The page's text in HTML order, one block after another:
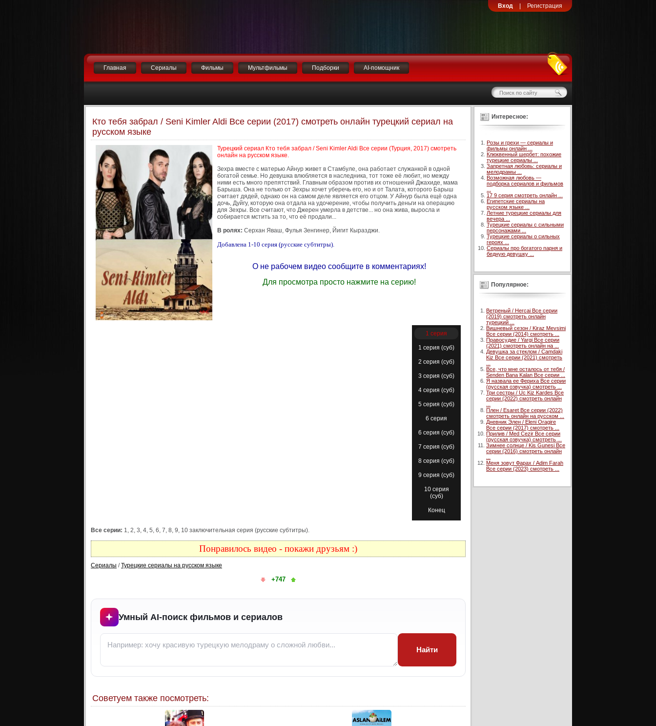
Вход Регистрация
Главная Сериалы Фильмы Мультфильмы Подборки AI-помощник
Кто тебя забрал / Seni Kimler Aldi Все серии (2017) смотреть онлайн турецкий сериал на
русском языке
Турецкий сериал Кто тебя забрал / Seni Kimler Aldi Все серии (Турция, 2017) смотреть
онлайн на русском языке.
Зехра вместе с матерью Айнур живет в Стамбуле, она работает служанкой в одной
богатой семье. Но девушка влюбляется в наследника, тот тоже её любит, но между
ними есть много препятствий. Главным образом против их отношений Джахиде, мама
Барыша. Она не только от Зехры хочет уберечь его, но и от Талата, которого Барыш
считает дядей, однако он на самом деле является его отцом. У Айнур была ещё одна
дочь, Дуйгу, которую она отдала на удочерение, чтобы получить деньги на операцию
для Зехры. Все считают, что Джерен умерла в детстве... но она жива, выросла и
собирается мстить за то, что её продали...
В ролях: Серхан Яваш, Фулья Зенгинер, Йигит Кыразджи.
Добавлена 1-10 серия (русские субтитры).
О не рабочем видео сообщите в комментариях!
Для просмотра просто нажмите на серию!
1 серия
1 серия (суб)
2 серия (суб)
3 серия (суб)
4 серия (суб)
5 серия (суб)
6 серия
6 серия (суб)
7 серия (суб)
8 серия (суб)
9 серия (суб)
10 серия
(суб)
Конец
Все серии: 1, 2, 3, 4, 5, 6, 7, 8, 9, 10 заключительная серия (русские субтитры).
Понравилось видео - покажи друзьям :)
Сериалы /Турецкие сериалы на русском языке
+747
Умный AI-поиск фильмов и сериалов
Найти
Советуем также посмотреть:
Интересное:
Розы и грехи — сериалы и
фильмы онлайн ...
Клюквенный шербет: похожие
турецкие сериалы ...
Запретная любовь: сериалы и
мелодрамы ...
Возможная любовь —
подборка сериалов и фильмов
17 9 серия смотреть онлайн ...
Египетские сериалы на
русском языке ...
Летние турецкие сериалы для
вечера ...
Турецкие сериалы с сильными
персонажами ...
Турецкие сериалы о сильных
героях ...
Сериалы про богатого парня и
бедную девушку ...
Популярное:
Ветреный / Hercai Все серии
(2019) смотреть онлайн
турецкий ...
Вишневый сезон / Kiraz Mevsimi
Все серии (2014) смотреть ...
Правосудие / Yargi Все серии
(2021) смотреть онлайн на ...
Девушка за стеклом / Camdaki
Kiz Все серии (2021) смотреть
Все, что мне осталось от тебя /
Senden Bana Kalan Все серии ...
Я назвала ее Фериха Все серии
(русская озвучка) смотреть ...
Три сестры / Uc Kiz Kardes Все
серии (2022) смотреть онлайн
Плен / Esaret Все серии (2022)
смотреть онлайн на русском ...
Дневник Элен / Eleni Oragire
Все серии (2017) смотреть ...
Прилив / Med Cezir Все серии
(русская озвучка) смотреть ...
Зимнее солнце / Kis Gunesi Все
серии (2016) смотреть онлайн
Меня зовут Фарах / Adim Farah
Все серии (2023) смотреть ...